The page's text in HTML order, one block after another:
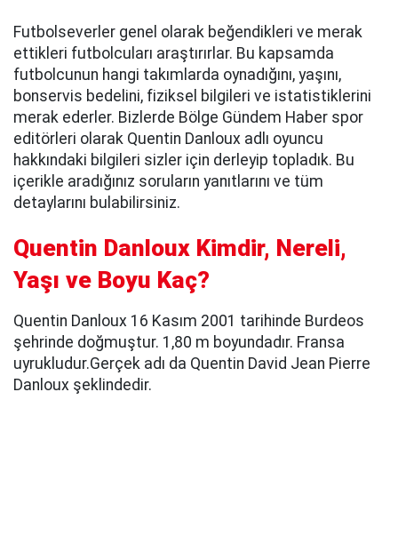
Futbolseverler genel olarak beğendikleri ve merak
ettikleri futbolcuları araştırırlar. Bu kapsamda
futbolcunun hangi takımlarda oynadığını, yaşını,
bonservis bedelini, fiziksel bilgileri ve istatistiklerini
merak ederler. Bizlerde Bölge Gündem Haber spor
editörleri olarak Quentin Danloux adlı oyuncu
hakkındaki bilgileri sizler için derleyip topladık. Bu
içerikle aradığınız soruların yanıtlarını ve tüm
detaylarını bulabilirsiniz.
Quentin Danloux Kimdir, Nereli,
Yaşı ve Boyu Kaç?
Quentin Danloux 16 Kasım 2001 tarihinde Burdeos
şehrinde doğmuştur. 1,80 m boyundadır. Fransa
uyrukludur.Gerçek adı da Quentin David Jean Pierre
Danloux şeklindedir.